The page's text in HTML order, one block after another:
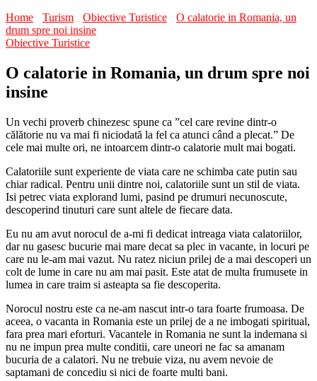
Home
Turism Obiective Turistice
O calatorie in Romania, un
drum spre noi insine
Obiective Turistice
O calatorie in Romania, un drum spre noi
insine
Un vechi proverb chinezesc spune ca ”cel care revine dintr-o
călătorie nu va mai fi niciodată la fel ca atunci când a plecat.” De
cele mai multe ori, ne intoarcem dintr-o calatorie mult mai bogati.
Calatoriile sunt experiente de viata care ne schimba cate putin sau
chiar radical. Pentru unii dintre noi, calatoriile sunt un stil de viata.
Isi petrec viata explorand lumi, pasind pe drumuri necunoscute,
descoperind tinuturi care sunt altele de fiecare data.
Eu nu am avut norocul de a-mi fi dedicat intreaga viata calatoriilor,
dar nu gasesc bucurie mai mare decat sa plec in vacante, in locuri pe
care nu le-am mai vazut. Nu ratez niciun prilej de a mai descoperi un
colt de lume in care nu am mai pasit. Este atat de multa frumusete in
lumea in care traim si asteapta sa fie descoperita.
Norocul nostru este ca ne-am nascut intr-o tara foarte frumoasa. De
aceea, o vacanta in Romania este un prilej de a ne imbogati spiritual,
fara prea mari eforturi. Vacantele in Romania ne sunt la indemana si
nu ne impun prea multe conditii, care uneori ne fac sa amanam
bucuria de a calatori. Nu ne trebuie viza, nu avem nevoie de
saptamani de concediu si nici de foarte multi bani.